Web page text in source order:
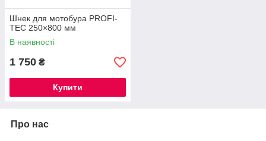
Шнек для мотобура PROFI-
TEC 250×800 мм
В наявності
1 750 ₴
Купити
Про нас